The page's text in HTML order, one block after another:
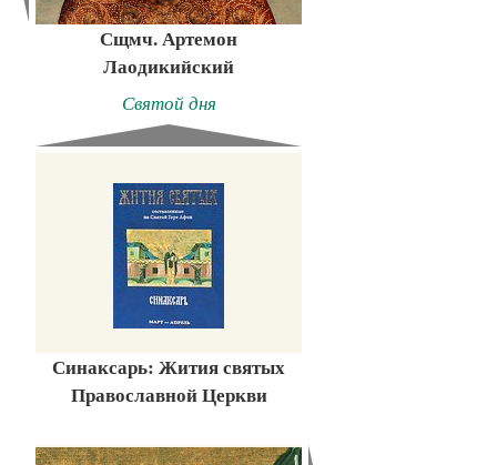
Сщмч. Артемон
Лаодикийский
Святой дня
Синаксарь: Жития святых
Православной Церкви